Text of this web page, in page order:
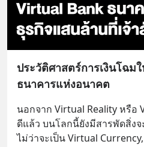
ประวัติศาสตร์การเงินโฉ
ธนาคารแห่งอนาคต
นอกจาก Virtual Reality หรือ
ดีแล้ว บนโลกนี้ยังมีสารพัดสิ่ง
ไม่ว่าจะเป็น Virtual